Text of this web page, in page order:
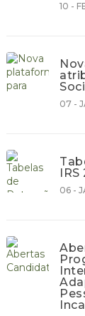
10 -
07 -
IRS
06 -